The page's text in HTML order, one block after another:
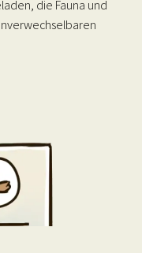
die Fauna und